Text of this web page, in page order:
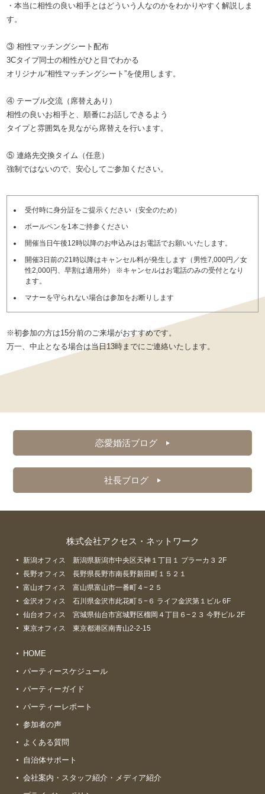
・本当に相性の良い相手とはどういう人なのかをわかりやすく解説しま
す。
③ 相性マッチングシート配布
3Cタイプ同士の相性がひと目でわかる
オリジナル“相性マッチングシート”を使用します。
④ テーブル交流（席替えあり）
相性の良いお相手と、順番にお話しできるよう
タイプと雰囲気を見ながら席替えを行います。
⑤ 連絡先交換タイム（任意）
強制ではないので、安心してご参加ください。
受付時に身分証をご提示ください（安全のため）
ボールペンを1本ご持参ください
開催当日午後12時以降のお申込みはお電話でお願いいたします。
開催3日前の21時以降はキャンセル料が発生します（男性7,000円／女
性2,000円、早割は適用外） ※キャンセルはお電話のみの受付となり
ます。
マナーを守られない場合は参加をお断りします
※初参加の方は15分前のご来場がおすすめです。
万一、中止となる場合は当日13時までにご連絡いたします。
恋愛婚活ブログ
社長ブログ
株式会社アクセス・ネットワーク
新潟オフィス 新潟県新潟市中央区天神１丁目１ プラーカ３ 2F
長野オフィス 長野県長野市南長野新田町１５２１
富山オフィス 富山県富山市一番町４−２５
金沢オフィス 石川県金沢市此花町５−６ ライフ金沢第１ビル 6F
仙台オフィス 宮城県仙台市宮城野区榴岡４丁目６−２３ 今野ビル 2F
東京オフィス 東京都港区南青山2-2-15
HOME
パーティースケジュール
パーティーガイド
パーティーレポート
参加者の声
よくある質問
自治体サポート
会社案内・スタッフ紹介・メディア紹介